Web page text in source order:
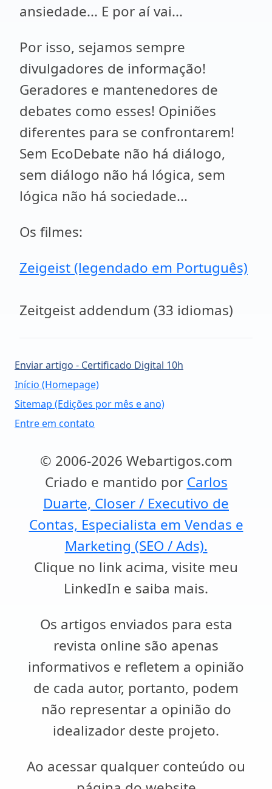
ansiedade... E por aí vai...
Por isso, sejamos sempre
divulgadores de informação!
Geradores e mantenedores de
debates como esses! Opiniões
diferentes para se confrontarem!
Sem EcoDebate não há diálogo,
sem diálogo não há lógica, sem
lógica não há sociedade...
Os filmes:
Zeigeist (legendado em Português)
Zeitgeist addendum (33 idiomas)
Enviar artigo - Certificado Digital 10h
Início (Homepage)
Sitemap (Edições por mês e ano)
Entre em contato
© 2006-2026 Webartigos.com
Criado e mantido por Carlos
Duarte, Closer / Executivo de
Contas, Especialista em Vendas e
Marketing (SEO / Ads).
Clique no link acima, visite meu
LinkedIn e saiba mais.
Os artigos enviados para esta
revista online são apenas
informativos e refletem a opinião
de cada autor, portanto, podem
não representar a opinião do
idealizador deste projeto.
Ao acessar qualquer conteúdo ou